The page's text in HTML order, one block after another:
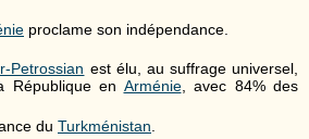
proclame son indépendance.
Petrossian est élu, au suffrage universel,
République en Arménie, avec 84% des
du Turkménistan